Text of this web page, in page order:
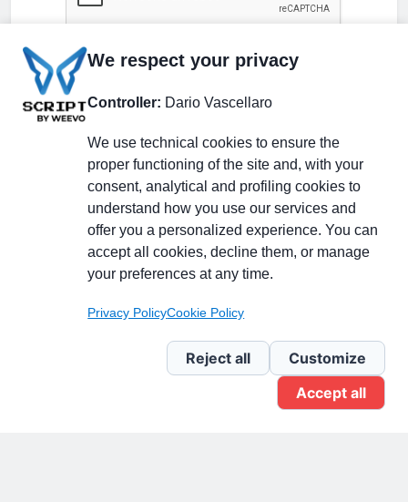
Partecipa alla discussione
Pagina Linkedin
Newsletter Linkedin
We respect your privacy
Controller: Dario Vascellaro
We use technical cookies to ensure the
proper functioning of the site and, with your
consent, analytical and profiling cookies to
understand how you use our services and
offer you a personalized experience. You can
accept all cookies, decline them, or manage
your preferences at any time.
Privacy PolicyCookie Policy
Reject all
Customize
Accept all